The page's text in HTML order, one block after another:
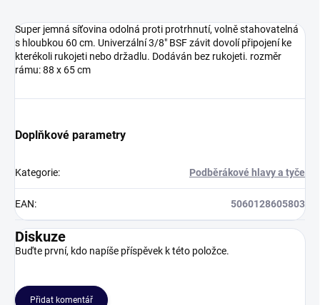
Super jemná síťovina odolná proti protrhnutí, volně stahovatelná
s hloubkou 60 cm. Univerzální 3/8" BSF závit dovolí připojení ke
kterékoli rukojeti nebo držadlu. Dodáván bez rukojeti. rozměr
rámu: 88 x 65 cm
Doplňkové parametry
Kategorie: Podběrákové hlavy a tyče
EAN: 5060128605803
Diskuze
Buďte první, kdo napíše příspěvek k této položce.
Přidat komentář